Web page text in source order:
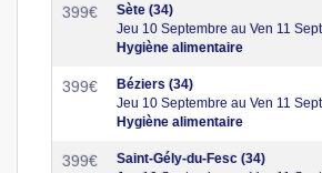
399€
Sète (34)
Jeu 10 Septembre au Ven 11
Hygiène alimentaire
399€
Béziers (34)
Jeu 10 Septembre au Ven 11
Hygiène alimentaire
399€
Saint-Gély-du-Fesc (34)